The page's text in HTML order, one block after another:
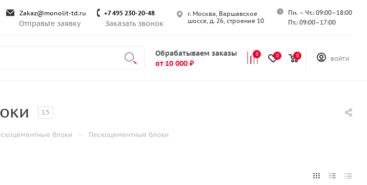
Zakaz@monolit-td.ru
Отправьте заявку
+7 495 230-20-48
Заказать звонок
г. Москва, Варшавское
шоссе, д. 26, строение 10
Пн. – Чт.: 09:00–18:00
Пт.: 09:00–17:00
Обрабатываем заказы
от 10 000 ₽
0 0 0
ВОЙТИ
15
блоки — Пескоцементные блоки